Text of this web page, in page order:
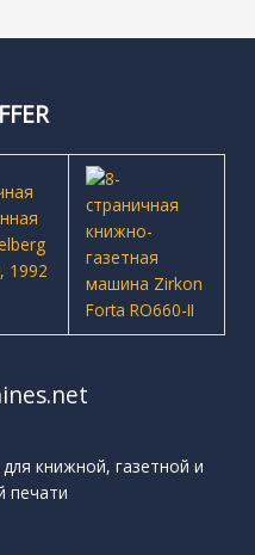
книжной, газетной и
печати